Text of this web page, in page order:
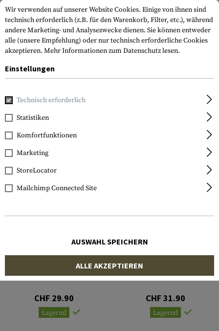
Home Ausrüstung
FILTER
Tango 715
CHF 29.90
Lagernd
Am'D Triact-Lock
CHF 31.90
Lagernd
Wir verwenden auf unserer Website Cookies. Einige von ihnen sind
technisch erforderlich (z.B. für den Warenkorb, Filter, etc.), während
andere Marketing- und Analysezwecke dienen. Sie können entweder
alle (unsere Empfehlung) oder nur technisch erforderliche Cookies
akzeptieren. Mehr Informationen zum Datenschutz lesen.
Einstellungen
Technisch erforderlich
Statistiken
Komfortfunktionen
Marketing
StoreLocator
Mailchimp Connected Site
AUSWAHL SPEICHERN
ALLE AKZEPTIEREN